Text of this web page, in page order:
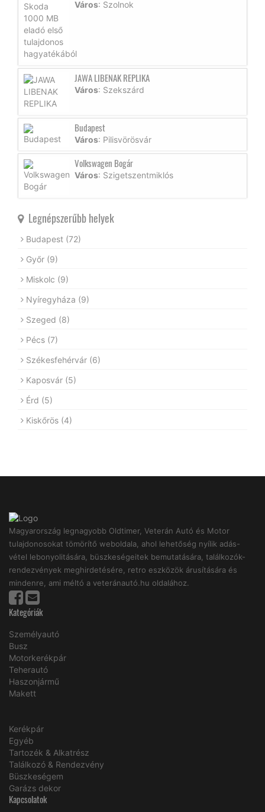
Város: Szolnok
JAWA LIBENAK REPLIKA
Város: Szekszárd
Budapest
Város: Pilisvörösvár
Volkswagen Bogár
Város: Szigetszentmiklós
Legnépszerűbb helyek
Budapest (72)
Győr (9)
Miskolc (9)
Nyíregyháza (9)
Szeged (8)
Pécs (7)
Székesfehérvár (6)
Kaposvár (5)
Érd (5)
Kiskőrös (4)
Magyarország legnagyobb Oldtimer, Veterán Autó és Motor
tulajdonosokat tömörítő weboldala, ahol lehetőség nyílik adás-
vétel lebonyolitására, büszkeségeitek bemutatására, találkozók-
rendezvények meghirdetésére, retro eszközök árusítására és
mindenre, ami méltó a veteránautó.hu oldalához.
Kategóriák
Személyautó
Busz
Motorkerékpár
Teherautó
Haszonjármű
Makett
Kerékpár
Egyéb
Tartozék & Alkatrész
Találkozó & Rendezvény
Büszkeségem
Garázs dekor
Kapcsolatok